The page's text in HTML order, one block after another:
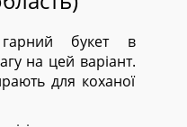
букет в
на цей варіант.
для коханої